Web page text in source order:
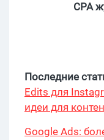
CPA
Последние
Edits для
идеи для
Google Ads: